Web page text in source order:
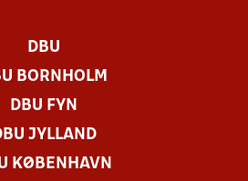
DBU
BORNHOLM
DBU FYN
JYLLAND
KØBENHAVN